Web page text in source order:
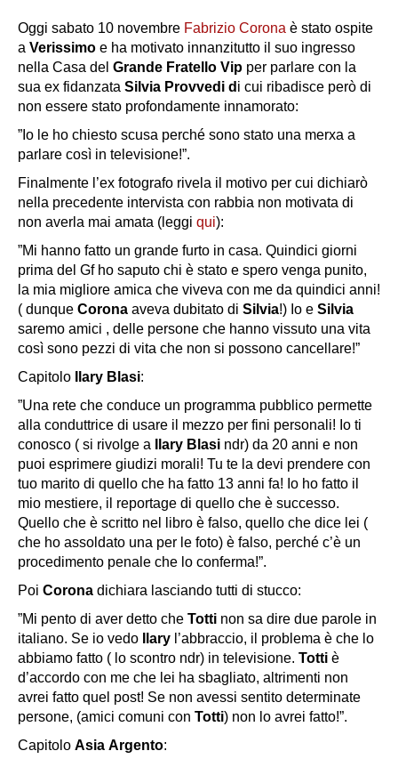
Oggi sabato 10 novembre Fabrizio Corona è stato ospite
a Verissimo e ha motivato innanzitutto il suo ingresso
nella Casa del Grande Fratello Vip per parlare con la
sua ex fidanzata Silvia Provvedi d i cui ribadisce però di
non essere stato profondamente innamorato:
”Io le ho chiesto scusa perché sono stato una merxa a
parlare così in televisione!”.
Finalmente l’ex fotografo rivela il motivo per cui dichiarò
nella precedente intervista con rabbia non motivata di
non averla mai amata (leggi qui):
”Mi hanno fatto un grande furto in casa. Quindici giorni
prima del Gf ho saputo chi è stato e spero venga punito,
la mia migliore amica che viveva con me da quindici anni!
( dunque Corona aveva dubitato di Silvia!) Io e Silvia
saremo amici , delle persone che hanno vissuto una vita
così sono pezzi di vita che non si possono cancellare!”
Capitolo
Ilary Blasi:
”Una rete che conduce un programma pubblico permette
alla conduttrice di usare il mezzo per fini personali! Io ti
conosco ( si rivolge a
Ilary Blasi ndr) da 20 anni e non
puoi esprimere giudizi morali! Tu te la devi prendere con
tuo marito di quello che ha fatto 13 anni fa! Io ho fatto il
mio mestiere, il reportage di quello che è successo.
Quello che è scritto nel libro è falso, quello che dice lei (
che ho assoldato una per le foto) è falso, perché c’è un
procedimento penale che lo conferma!”.
Poi Corona dichiara lasciando tutti di stucco:
”Mi pento di aver detto che Totti non sa dire due parole in
italiano. Se io vedo
Ilary l’abbraccio, il problema è che lo
abbiamo fatto ( lo scontro ndr) in televisione. Totti è
d’accordo con me che lei ha sbagliato, altrimenti non
avrei fatto quel post! Se non avessi sentito determinate
persone, (amici comuni con Totti) non lo avrei fatto!”.
Capitolo Asia Argento: